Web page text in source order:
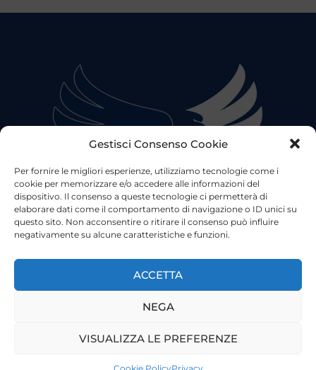
Gestisci Consenso Cookie
Per fornire le migliori esperienze, utilizziamo tecnologie come i
cookie per memorizzare e/o accedere alle informazioni del
dispositivo. Il consenso a queste tecnologie ci permetterà di
elaborare dati come il comportamento di navigazione o ID unici su
questo sito. Non acconsentire o ritirare il consenso può influire
negativamente su alcune caratteristiche e funzioni.
ACCETTA
NEGA
VISUALIZZA LE PREFERENZE
©2023 Tutti i diritti riservatiLazio Live TV